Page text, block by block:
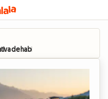
de habitación en casa del